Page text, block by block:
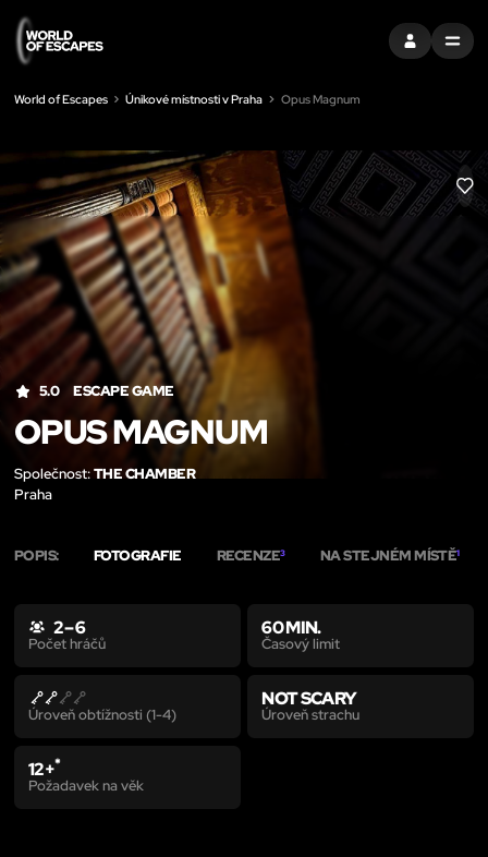
PŘIHLÁSIT SE
MENU
World of Escapes Únikové místnosti v Praha Opus Magnum
LIKE
5.0 ESCAPE GAME
OPUS MAGNUM
Společnost:THE CHAMBER
Praha
POPIS: FOTOGRAFIE RECENZE3 NA STEJNÉM MÍSTĚ1
2 – 6
Počet hráčů
60 MIN.
Časový limit
Úroveň obtížnosti (1-4)
NOT SCARY
Úroveň strachu
12+*
Požadavek na věk